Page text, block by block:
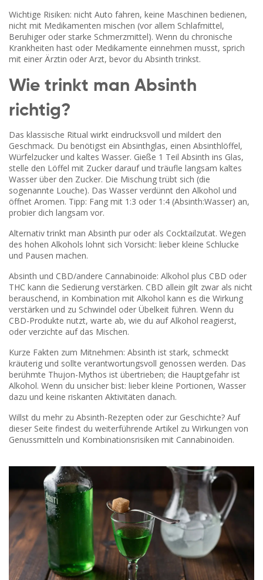
Wichtige Risiken: nicht Auto fahren, keine Maschinen bedienen,
nicht mit Medikamenten mischen (vor allem Schlafmittel,
Beruhiger oder starke Schmerzmittel). Wenn du chronische
Krankheiten hast oder Medikamente einnehmen musst, sprich
mit einer Ärztin oder Arzt, bevor du Absinth trinkst.
Wie trinkt man Absinth
richtig?
Das klassische Ritual wirkt eindrucksvoll und mildert den
Geschmack. Du benötigst ein Absinthglas, einen Absinthlöffel,
Würfelzucker und kaltes Wasser. Gieße 1 Teil Absinth ins Glas,
stelle den Löffel mit Zucker darauf und träufle langsam kaltes
Wasser über den Zucker. Die Mischung trübt sich (die
sogenannte Louche). Das Wasser verdünnt den Alkohol und
öffnet Aromen. Tipp: Fang mit 1:3 oder 1:4 (Absinth:Wasser) an,
probier dich langsam vor.
Alternativ trinkt man Absinth pur oder als Cocktailzutat. Wegen
des hohen Alkohols lohnt sich Vorsicht: lieber kleine Schlucke
und Pausen machen.
Absinth und CBD/andere Cannabinoide: Alkohol plus CBD oder
THC kann die Sedierung verstärken. CBD allein gilt zwar als nicht
berauschend, in Kombination mit Alkohol kann es die Wirkung
verstärken und zu Schwindel oder Übelkeit führen. Wenn du
CBD-Produkte nutzt, warte ab, wie du auf Alkohol reagierst,
oder verzichte auf das Mischen.
Kurze Fakten zum Mitnehmen: Absinth ist stark, schmeckt
kräuterig und sollte verantwortungsvoll genossen werden. Das
berühmte Thujon-Mythos ist übertrieben; die Hauptgefahr ist
Alkohol. Wenn du unsicher bist: lieber kleine Portionen, Wasser
dazu und keine riskanten Aktivitäten danach.
Willst du mehr zu Absinth-Rezepten oder zur Geschichte? Auf
dieser Seite findest du weiterführende Artikel zu Wirkungen von
Genussmitteln und Kombinationsrisiken mit Cannabinoiden.